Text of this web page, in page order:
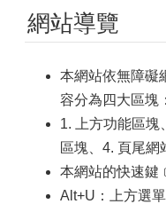
網站導覽
本網站依無障礙
容分為四大區塊：
1. 上方功能區塊
區塊、4. 頁尾網
本網站的快速鍵
Alt+U：上方選